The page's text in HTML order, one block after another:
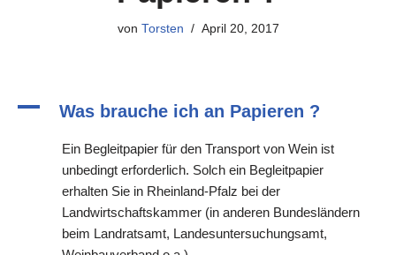
von Torsten April 20, 2017
A Was brauche ich an Papieren ?
Ein Begleitpapier für den Transport von Wein ist
unbedingt erforderlich. Solch ein Begleitpapier
erhalten Sie in Rheinland-Pfalz bei der
Landwirtschaftskammer (in anderen Bundesländern
beim Landratsamt, Landesuntersuchungsamt,